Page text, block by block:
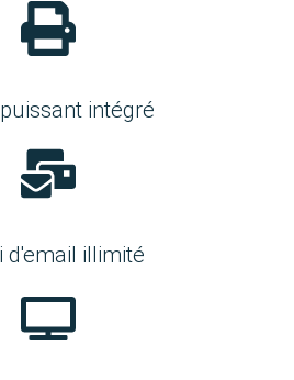
intégré
d'email illimité